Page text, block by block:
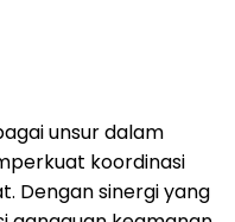
unsur dalam
koordinasi
Dengan sinergi yang